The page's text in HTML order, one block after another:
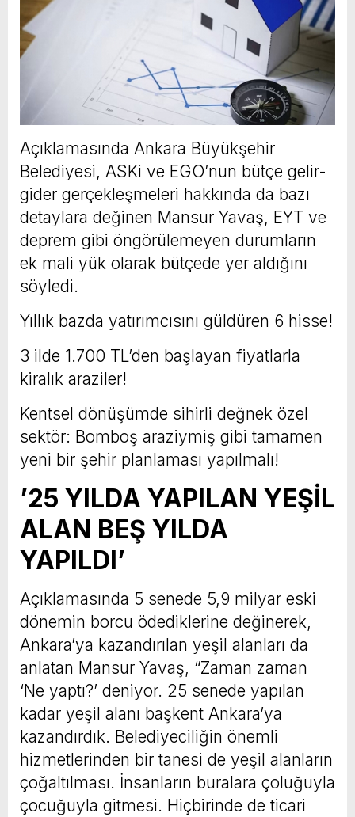
Açıklamasında Ankara Büyükşehir
Belediyesi, ASKi ve EGO’nun bütçe gelir-
gider gerçekleşmeleri hakkında da bazı
detaylara değinen Mansur Yavaş, EYT ve
deprem gibi öngörülemeyen durumların
ek mali yük olarak bütçede yer aldığını
söyledi.
Yıllık bazda yatırımcısını güldüren 6 hisse!
3 ilde 1.700 TL’den başlayan fiyatlarla
kiralık araziler!
Kentsel dönüşümde sihirli değnek özel
sektör: Bomboş araziymiş gibi tamamen
yeni bir şehir planlaması yapılmalı!
’25 YILDA YAPILAN YEŞİL
ALAN BEŞ YILDA
YAPILDI’
Açıklamasında 5 senede 5,9 milyar eski
dönemin borcu ödediklerine değinerek,
Ankara’ya kazandırılan yeşil alanları da
anlatan Mansur Yavaş, “Zaman zaman
‘Ne yaptı?’ deniyor. 25 senede yapılan
kadar yeşil alanı başkent Ankara’ya
kazandırdık. Belediyeciliğin önemli
hizmetlerinden bir tanesi de yeşil alanların
çoğaltılması. İnsanların buralara çoluğuyla
çocuğuyla gitmesi. Hiçbirinde de ticari